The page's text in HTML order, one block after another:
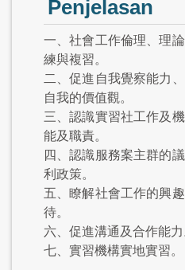
Penjelasan
一、社會工作倫理、理
練與複習。
二、促進自我覺察能力
自我的價值觀。
三、認識實習社工作及
能及職責。
四、認識服務案主群的
利政策。
五、瞭解社會工作的興
待。
六、促進溝通及合作能力
七、實習機構實地實習。